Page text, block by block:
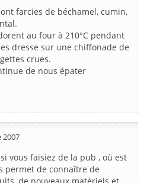
farcies de béchamel, cumin,
au four à 210°C pendant
dresse sur une chiffonade de
crues.
de nous épater
2007
vous faisiez de la pub , où est
permet de connaître de
de nouveaux matériels et